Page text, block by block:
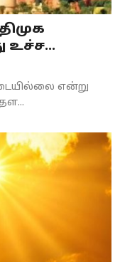
உச்ச...
என்று